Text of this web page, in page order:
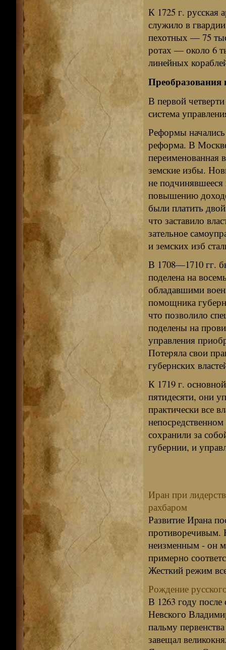
К 1725 г. русская
служило в
пехотных — 75
ротах — около 6
линейных
Преобразования
В первой
система
Реформы
реформа. В Москве
переименованная
земские избы.
не подчинявшееся
повышению
были платить
что за­ставило
зательное
и земских изб
В 1708—1710 гг.
поделена на
обладавшими
помощника
что позволило
поделены на
управления
Потеряла свои
губернских
К 1719 г.
пятидесяти, они
практически все
сохранили за
губернии, и
Иран при
рахбаром
Развитие Иpaнa
противоречивым.
неизменным - он
примерно
Жесткий режим
Рождение
В 1263 году после
Невского
пальму
завещал